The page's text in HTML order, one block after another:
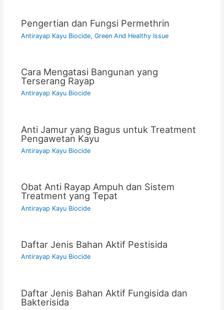
Pengertian dan Fungsi Permethrin
Antirayap Kayu Biocide, Green And Healthy Issue
Cara Mengatasi Bangunan yang
Terserang Rayap
Antirayap Kayu Biocide
Anti Jamur yang Bagus untuk Treatment
Pengawetan Kayu
Antirayap Kayu Biocide
Obat Anti Rayap Ampuh dan Sistem
Treatment yang Tepat
Antirayap Kayu Biocide
Daftar Jenis Bahan Aktif Pestisida
Antirayap Kayu Biocide
Daftar Jenis Bahan Aktif Fungisida dan
Bakterisida